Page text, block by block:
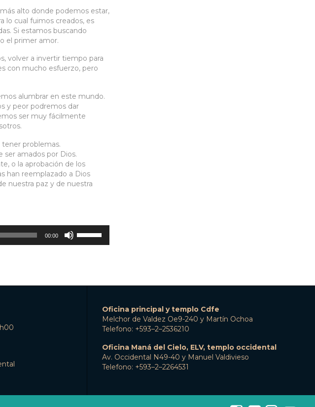
alto donde podemos estar,
lo cual fuimos creados, es
Si estamos buscando
el primer amor.
volver a invertir tiempo para
con mucho esfuerzo, pero
alumbrar en este mundo.
y peor podremos dar
ser muy fácilmente
problemas.
amados por Dios.
o la aprobación de los
han reemplazado a Dios
nuestra paz y de nuestra
00:00
las
disminuir
Oficina principal y templo Cdfe
Melchor de Valdez Oe9-240 y Martín Ochoa
Telefono: +593–2–2536210
Oficina Maná del Cielo, ELV, templo occidental
Av. Occidental N49-40 y Manuel Valdivieso
Telefono: +593–2–2264531